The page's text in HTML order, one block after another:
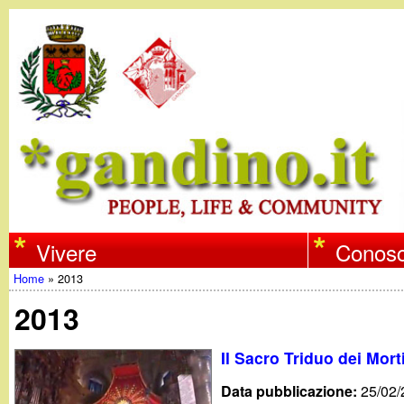
w
w
w
.
Vivere
Tu
sei
qui
Home »2013
2013
Il Sacro Triduo dei Morti
Data pubblicazione:25/